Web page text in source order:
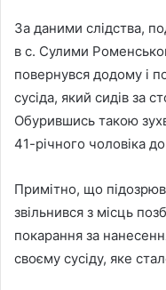
За даними слідства,
в с. Сулими
повернувся додому і
сусіда, який сидів за
Обурившись такою
41-річного чоловіка
Примітно, що
звільнився з місць
покарання за
своєму сусіду, яке